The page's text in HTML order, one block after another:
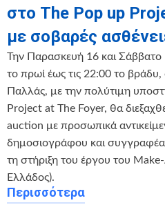
στο The Pop up
με σοβαρές
Την Παρασκευή 16 και Σάββατο
το πρωί έως τις 22:00 το
Παλλάς, με την πολύτιμη
Project at The Foyer, θα
auction με προσωπικά
δημοσιογράφου και
τη στήριξη του έργου του
Ελλάδος).
Περισσότερα